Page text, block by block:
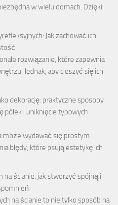
w wielu domach. Dzięki
Jak zachować ich
rozwiązanie, które zapewnia
Jednak, aby cieszyć się ich
dekorację: praktyczne sposoby
półek i uniknięcie typowych
może wydawać się prostym
błędy, które psują estetykę ich
na ścianie: jak stworzyć spójną i
na ścianie to nie tylko sposób na